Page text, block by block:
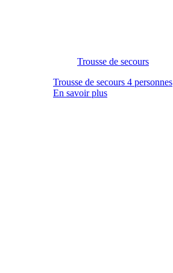
Trousse de secours
Trousse de secours 4 personnes
En savoir plus